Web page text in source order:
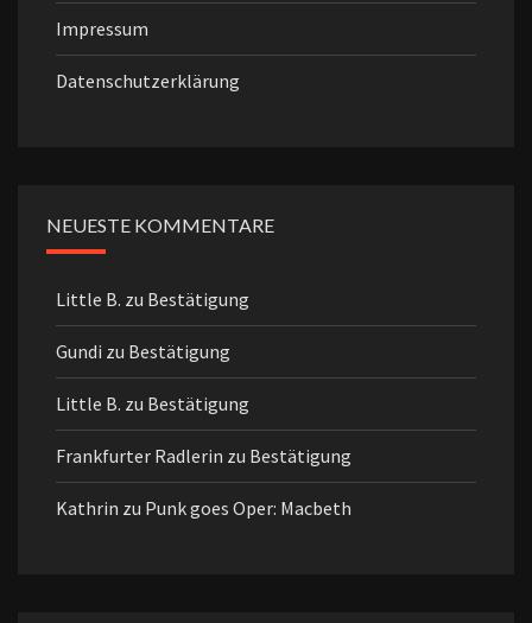
Impressum
Datenschutzerklärung
NEUESTE KOMMENTARE
Little B. zu Bestätigung
Gundi zu Bestätigung
Little B. zu Bestätigung
Frankfurter Radlerin zu Bestätigung
Kathrin zu Punk goes Oper: Macbeth